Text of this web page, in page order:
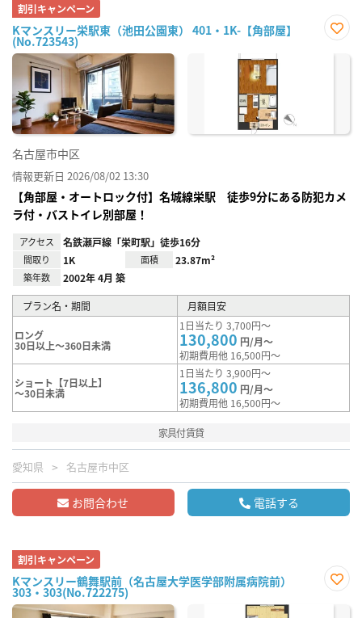
割引キャンペーン
Kマンスリー栄駅東（池田公園東） 401・1K-【角部屋】
(No.723543)
に入
名古屋市中区
情報更新日 2026/08/02 13:30
【角部屋・オートロック付】名城線栄駅 徒歩9分にある防犯カメ
ラ付・バストイレ別部屋！
アクセス 名鉄瀬戸線「栄町駅」徒歩16分
間取り 1K 面積 23.87m²
築年数 2002年 4月 築
プラン名・期間 月額目安
ロング
30日以上～360日未満
1日当たり 3,700円～
130,800 円/月～
初期費用他 16,500円～
ショート【7日以上】
～30日未満
1日当たり 3,900円～
136,800 円/月～
初期費用他 16,500円～
家具付賃貸
愛知県 名古屋市中区
お問合わせ 電話する
割引キャンペーン
Kマンスリー鶴舞駅前（名古屋大学医学部附属病院前）
303・303(No.722275)
に入